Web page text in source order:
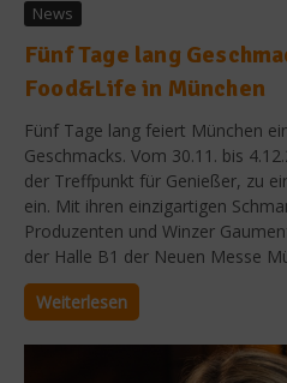
News
Fünf Tage lang
Food&Life in München
Fünf Tage lang feiert München
Geschmacks. Vom 30.11. bis
der Treffpunkt für Genießer, zu
ein. Mit ihren einzigartigen
Produzenten und Winzer
der Halle B1 der Neuen Messe
Weiterlesen